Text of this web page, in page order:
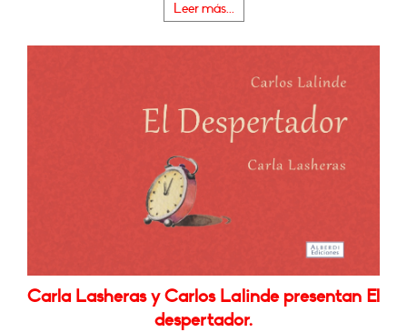
Leer más...
Carla Lasheras y Carlos Lalinde presentan El
despertador.